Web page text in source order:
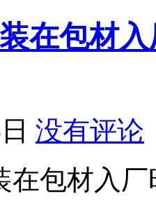
在包材
没有评论
在包材入